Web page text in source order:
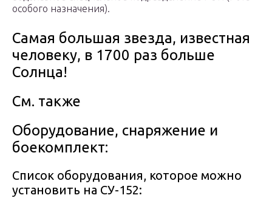
особого назначения).
Самая большая звезда, известная
человеку, в 1700 раз больше
Солнца!
См. также
Оборудование, снаряжение и
боекомплект:
Список оборудования, которое можно
установить на СУ-152: